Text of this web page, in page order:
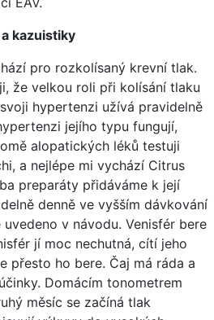
kazuistiky
pro rozkolísaný krevní tlak.
že velkou roli při kolísání tlaku
hypertenzi užívá pravidelně
jejího typu fungují,
alopatických léků testuji
a nejlépe mi vychází Citrus
preparáty přidáváme k její
denně ve vyšším dávkování
v návodu. Venisfér bere
jí moc nechutná, cítí jeho
přesto ho bere. Čaj má ráda a
Domácím tonometrem
měsíc se začíná tlak